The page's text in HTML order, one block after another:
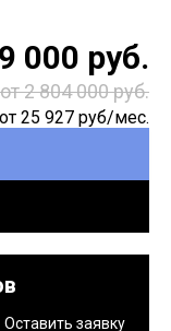
000 руб.
от 2 804 000 руб.
25 927 руб/мес.
Оставить заявку